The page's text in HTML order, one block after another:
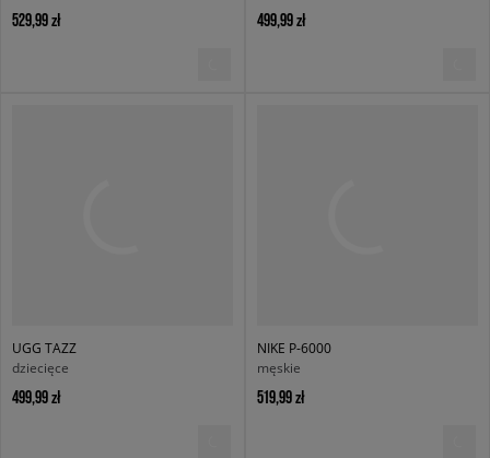
529,99 zł 499,99 zł
UGG TAZZ
dziecięce
499,99 zł
NIKE P-6000
męskie
519,99 zł